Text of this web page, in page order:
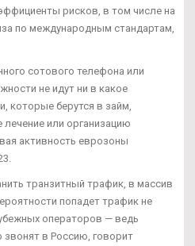
рисков, в том числе на
по международным стандартам,
сотового телефона или
не идут ни в какое
которые берутся в займ,
или организацию
активность еврозоны
транзитный трафик, в массив
попадет трафик не
операторов — ведь
звонят в Россию, говорит